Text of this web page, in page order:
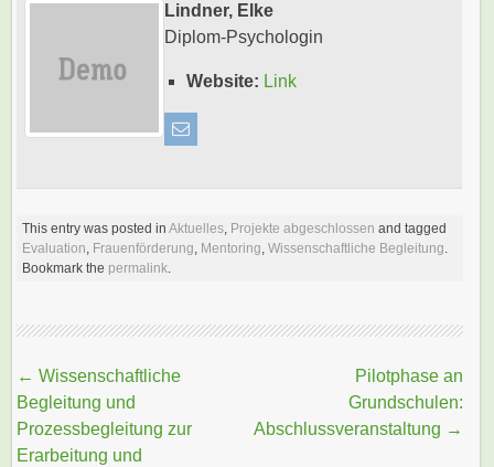
Lindner, Elke
Diplom-Psychologin
Website: Link
This entry was posted inAktuelles Projekte abgeschlossen and tagged
Evaluation Frauenförderung Mentoring ,Wissenschaftliche Begleitung
Bookmark the permalink
Beitragsnavigation
← Wissenschaftliche
Begleitung und
Prozessbegleitung zur
Erarbeitung und
Pilotphase an
Grundschulen:
Abschlussveranstaltung →